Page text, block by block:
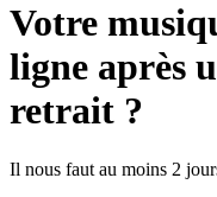
Votre
ligne après
retrait ?
Il nous faut au moins 2